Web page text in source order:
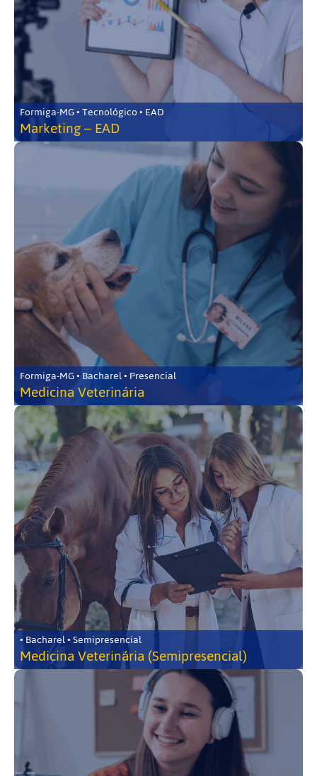
Formiga-MG • Tecnológico • EAD
Marketing – EAD
Formiga-MG • Bacharel • Presencial
Medicina Veterinária
• Bacharel • Semipresencial
Medicina Veterinária (Semipresencial)